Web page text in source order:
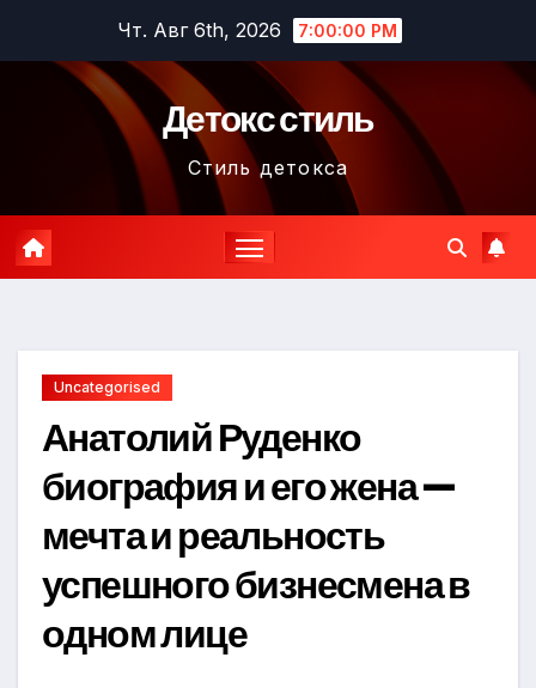
содержимому
Чт. Авг 6th, 2026 7:00:01 PM
Детокс стиль
Стиль детокса
Uncategorised
Анатолий Руденко
биография и его жена —
мечта и реальность
успешного бизнесмена в
одном лице